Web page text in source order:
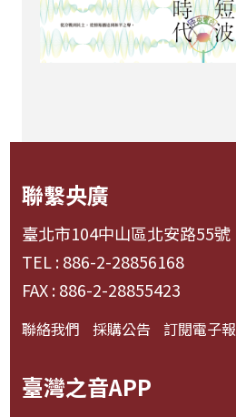
聯繫央廣
臺北市104中山區北安路55號
TEL : 886-2-28856168
FAX : 886-2-28855423
聯絡我們 採購公告 訂閱電子報
臺灣之音APP